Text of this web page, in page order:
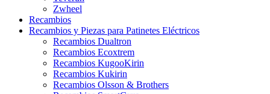
Zwheel
Recambios
Recambios y Piezas para Patinetes Eléctricos
Recambios Dualtron
Recambios Ecoxtrem
Recambios KugooKirin
Recambios Kukirin
Recambios Olsson & Brothers